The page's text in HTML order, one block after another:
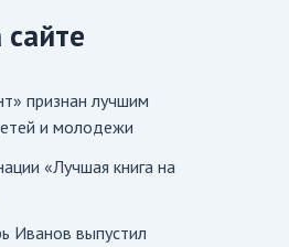
признан лучшим
и молодежи
«Лучшая книга на
Иванов выпустил